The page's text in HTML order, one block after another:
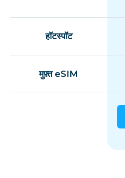
हॉटस्पॉट
मुफ़्त eSIM